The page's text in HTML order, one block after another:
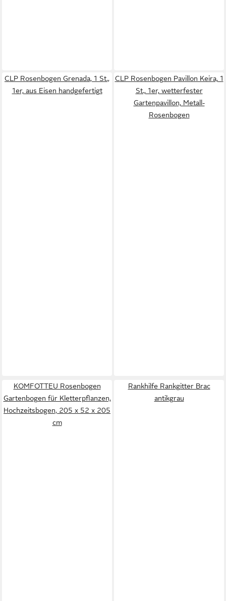
CLP Rosenbogen Grenada, 1 St.,
1er, aus Eisen handgefertigt
CLP Rosenbogen Pavillon Keira, 1
St., 1er, wetterfester
Gartenpavillon, Metall-
Rosenbogen
KOMFOTTEU Rosenbogen
Gartenbogen für Kletterpflanzen,
Hochzeitsbogen, 205 x 52 x 205
cm
Rankhilfe Rankgitter Brac
antikgrau